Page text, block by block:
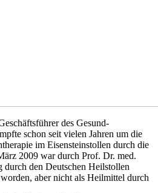
des Gesund­
schon seit vielen Jahren um die
im Eisensteinstollen durch die
2009 war durch Prof. Dr. med.
den Deutschen Heilstollen
aber nicht als Heilmittel durch